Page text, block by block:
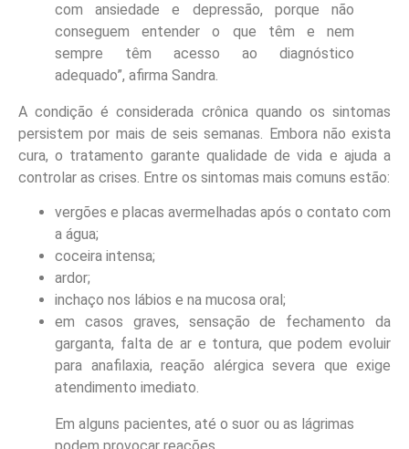
com ansiedade e depressão, porque não
conseguem entender o que têm e nem
sempre têm acesso ao diagnóstico
adequado”, afirma Sandra.
A condição é considerada crônica quando os sintomas
persistem por mais de seis semanas. Embora não exista
cura, o tratamento garante qualidade de vida e ajuda a
controlar as crises. Entre os sintomas mais comuns estão:
vergões e placas avermelhadas após o contato com
a água;
coceira intensa;
ardor;
inchaço nos lábios e na mucosa oral;
em casos graves, sensação de fechamento da
garganta, falta de ar e tontura, que podem evoluir
para anafilaxia, reação alérgica severa que exige
atendimento imediato.
Em alguns pacientes, até o suor ou as lágrimas